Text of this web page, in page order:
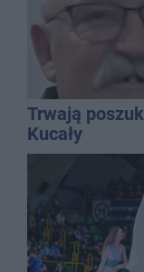
Trwają
Kucały